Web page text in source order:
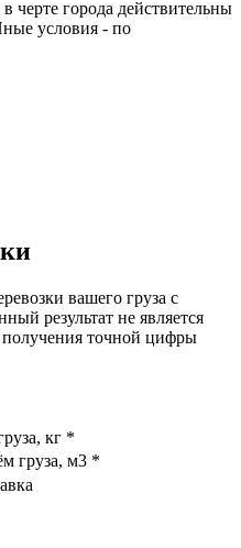
черте города действительны
условия - по
вашего груза с
результат не является
получения точной цифры
кг *
груза, м3 *